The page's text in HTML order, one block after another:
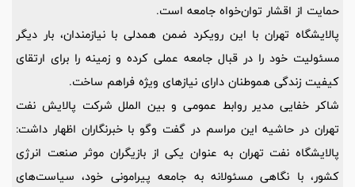
حمایت از اقشار توان‌خواه جامعه است.
پالایشگاه تهران با این رویکرد ضمن همدلی با نیازمندان، بار دیگر
مسئولیت خود را در قبال جامعه عملی کرده و زمینه را برای ارتقای
کیفیت زندگی هموطنان دارای نیازهای ویژه فراهم ساخت.
شاکر خفایی مدیر روابط عمومی و بین الملل شرکت پالایش نفت
تهران در حاشیه این مراسم در گفت وگو با خبرنگاران اظهار داشت:
پالایشگاه نفت تهران به عنوان یکی از بازیگران موثر صنعت انرژی
کشور، با نگاهی مسئولانه به جامعه پیرامونی خود، سیاست‌های